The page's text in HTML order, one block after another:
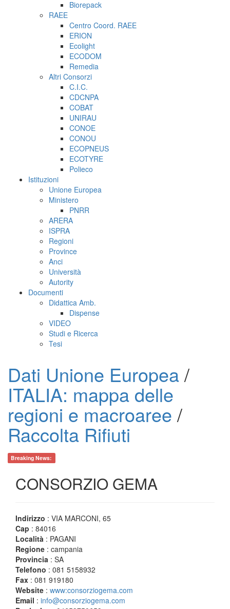
Biorepack
RAEE
Centro Coord. RAEE
ERION
Ecolight
ECODOM
Remedia
Altri Consorzi
C.I.C.
CDCNPA
COBAT
UNIRAU
CONOE
CONOU
ECOPNEUS
ECOTYRE
Polieco
Istituzioni
Unione Europea
Ministero
PNRR
ARERA
ISPRA
Regioni
Province
Anci
Università
Autority
Documenti
Didattica Amb.
Dispense
VIDEO
Studi e Ricerca
Tesi
Dati Unione Europea/
ITALIA: mappa delle
regioni e macroaree /
Raccolta Rifiuti
Breaking News:
CONSORZIO GEMA
Indirizzo : VIA MARCONI, 65
Cap : 84016
Località : PAGANI
Regione : campania
Provincia : SA
Telefono : 081 5158932
Fax : 081 919180
Website : www:consorziogema.com
Email : info@consorziogema.com